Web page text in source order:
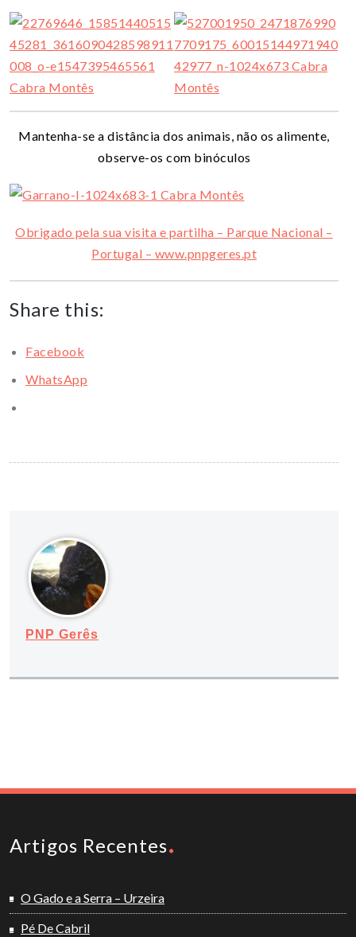
Mantenha-se a distância dos animais, não os alimente,
observe-os com binóculos
Obrigado pela sua visita e partilha – Parque Nacional –
Portugal – www.pnpgeres.pt
Share this:
Facebook
WhatsApp
PNP Gerês
Artigos Recentes
O Gado e a Serra – Urzeira
Pé De Cabril